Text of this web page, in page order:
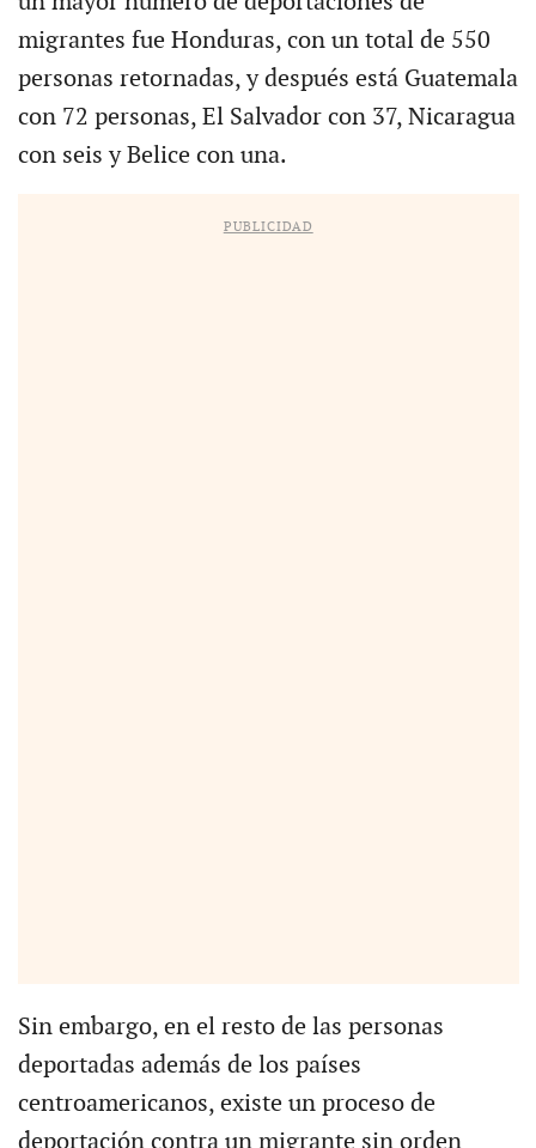
migrantes fue Honduras, con un total de 550
personas retornadas, y después está Guatemala
con 72 personas, El Salvador con 37, Nicaragua
con seis y Belice con una.
PUBLICIDAD
Sin embargo, en el resto de las personas
deportadas además de los países
centroamericanos, existe un proceso de
deportación contra un migrante sin orden